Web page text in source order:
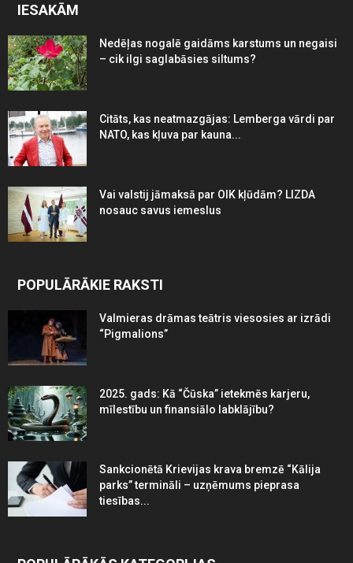
IESAKĀM
Nedēļas nogalē gaidāms karstums un negaisi
– cik ilgi saglabāsies siltums?
Citāts, kas neatmazgājas: Lemberga vārdi par
NATO, kas kļuva par kauna...
Vai valstij jāmaksā par OIK kļūdām? LIZDA
nosauc savus iemeslus
POPULĀRĀKIE RAKSTI
Valmieras drāmas teātris viesosies ar izrādi
“Pigmalions”
2025. gads: Kā “Čūska” ietekmēs karjeru,
mīlestību un finansiālo labklājību?
Sankcionētā Krievijas krava bremzē “Kālija
parks” termināli – uzņēmums pieprasa
tiesības...